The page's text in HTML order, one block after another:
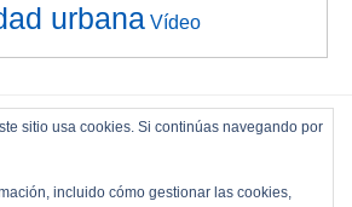
urbana Vídeo
sitio usa cookies. Si continúas navegando por
incluido cómo gestionar las cookies,